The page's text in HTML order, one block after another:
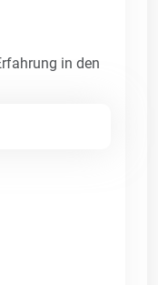
in den